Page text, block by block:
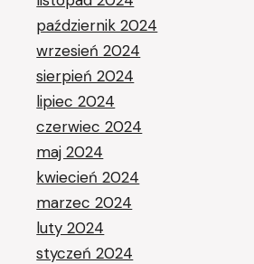
październik 2024
wrzesień 2024
sierpień 2024
lipiec 2024
czerwiec 2024
maj 2024
kwiecień 2024
marzec 2024
luty 2024
styczeń 2024